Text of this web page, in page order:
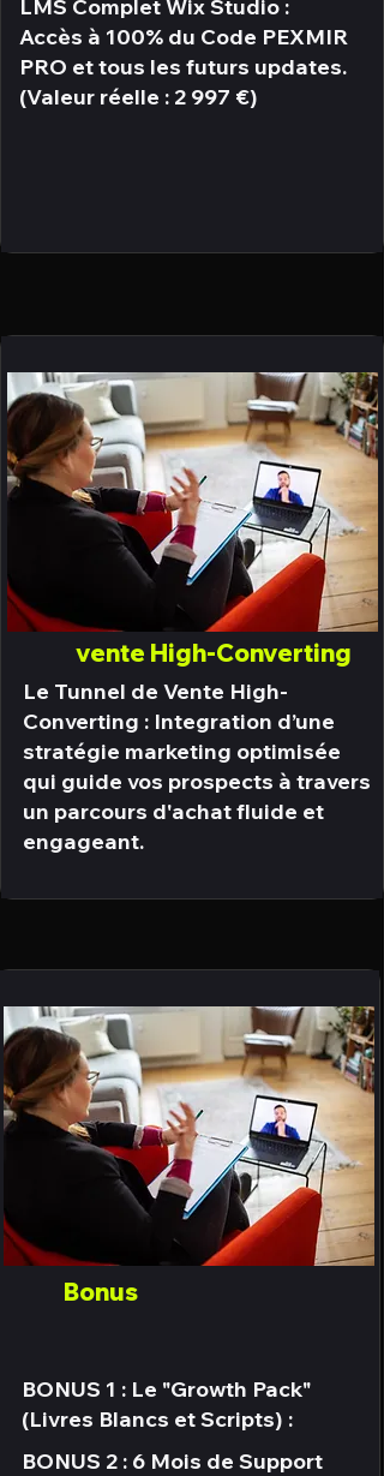
LMS Complet Wix Studio :
Accès à 100% du Code PEXMIR
PRO et tous les futurs updates.
(Valeur réelle : 2 997 €)
vente High-Converting
Le Tunnel de Vente High-
Converting : Integration d’une
stratégie marketing optimisée
qui guide vos prospects à travers
un parcours d'achat fluide et
engageant.
Bonus
BONUS 1 : Le "Growth Pack"
(Livres Blancs et Scripts) :
BONUS 2 : 6 Mois de Support